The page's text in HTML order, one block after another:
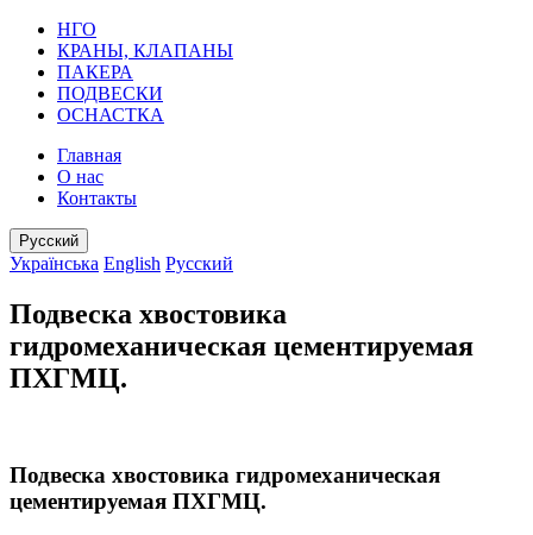
НГО
КРАНЫ, КЛАПАНЫ
ПАКЕРА
ПОДВЕСКИ
ОСНАСТКА
Главная
О нас
Контакты
Русский
Українська English Русский
Подвеска хвостовика
гидромеханическая цементируемая
ПХГМЦ.
Подвеска хвостовика гидромеханическая
цементируемая ПХГМЦ.